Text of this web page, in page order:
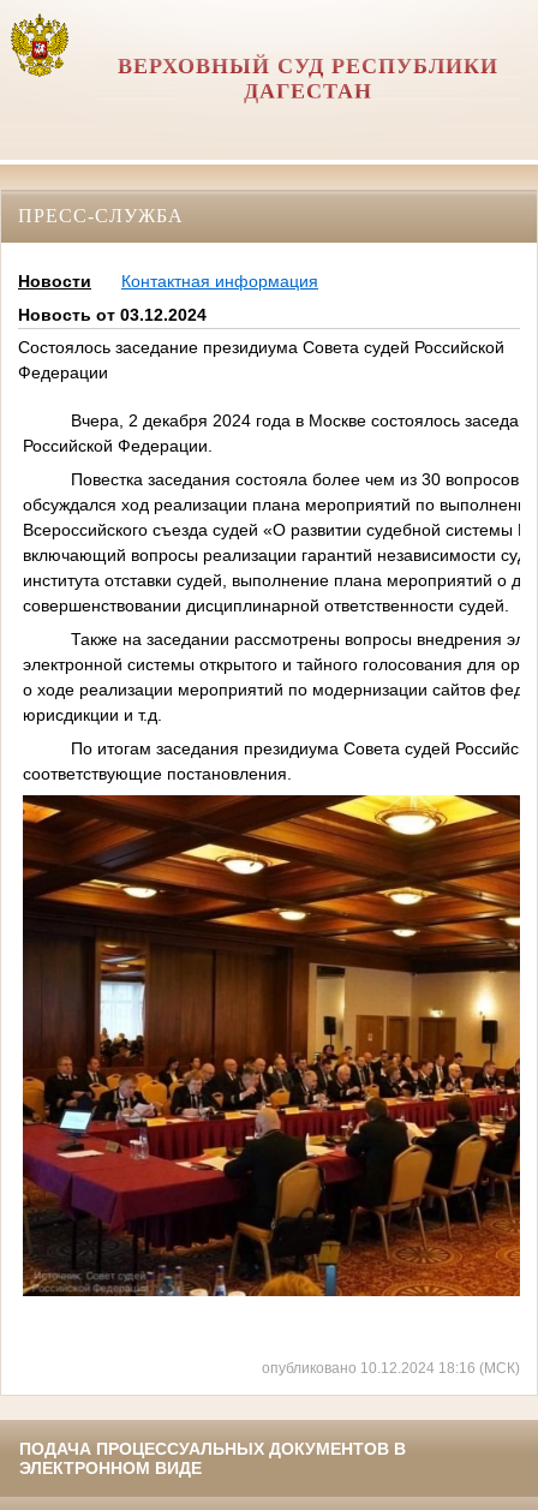
ВЕРХОВНЫЙ СУД РЕСПУБЛИКИ
ДАГЕСТАН
ПРЕСС-СЛУЖБА
Новости
Контактная информация
Новость от 03.12.2024
Состоялось заседание президиума Совета судей Российской
Федерации
Вчера, 2 декабря 2024 года в Москве состоялось
Российской Федерации.
Повестка заседания состояла более чем из 30 вопросов. В
обсуждался ход реализации плана мероприятий по
Всероссийского съезда судей «О развитии судебной системы
включающий вопросы реализации гарантий независимости
института отставки судей, выполнение плана мероприятий о
совершенствовании дисциплинарной ответственности судей.
Также на заседании рассмотрены вопросы внедрения
электронной системы открытого и тайного голосования для
о ходе реализации мероприятий по модернизации сайтов
юрисдикции и т.д.
По итогам заседания президиума Совета судей
соответствующие постановления.
опубликовано 10.12.2024 18:16 (МСК)
ПОДАЧА ПРОЦЕССУАЛЬНЫХ ДОКУМЕНТОВ В
ЭЛЕКТРОННОМ ВИДЕ